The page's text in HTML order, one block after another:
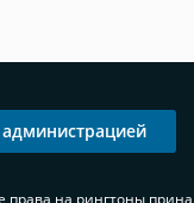
администрацией
права на рингтоны